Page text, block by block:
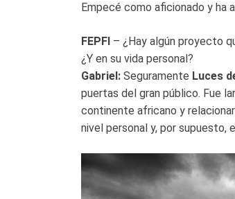
Empecé como aficionado y ha
FEPFI – ¿Hay algún proyecto
¿Y en su vida personal?
Gabriel: Seguramente Luces
puertas del gran público. Fue
continente africano y
nivel personal y, por supuesto,